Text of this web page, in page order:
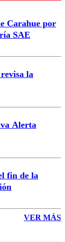
Carahue por
SAE
la
Alerta
fin de la
VER MÁS